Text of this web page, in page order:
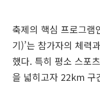
축제의 핵심 프로그램
기)’는 참가자의 체력
했다. 특히 평소 스포
을 넓히고자 22km 구